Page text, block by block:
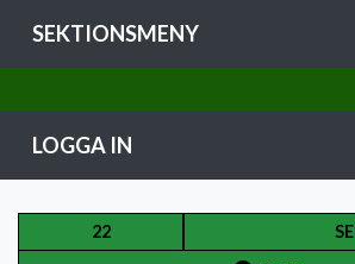
SEKTIONSMENY
LOGGA IN
22